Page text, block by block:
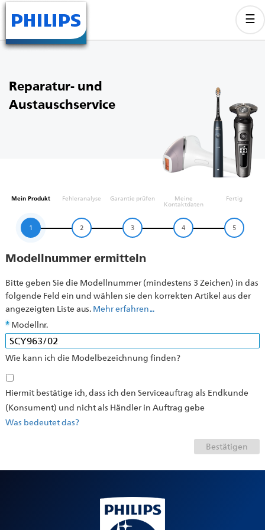
Reparatur- und
Austauschservice
Mein Produkt
1
Fehleranalyse
2
Garantie prüfen
3
Meine
Kontaktdaten
4
Fertig
5
Modellnummer ermitteln
Bitte geben Sie die Modellnummer (mindestens 3 Zeichen) in das
folgende Feld ein und wählen sie den korrekten Artikel aus der
angezeigten Liste aus.Mehr erfahren ...
Modellnr.
Wie kann ich die Modelbezeichnung finden?
Hiermit bestätige ich, dass ich den Serviceauftrag als Endkunde
(Konsument) und nicht als Händler in Auftrag gebe
Was bedeutet das?